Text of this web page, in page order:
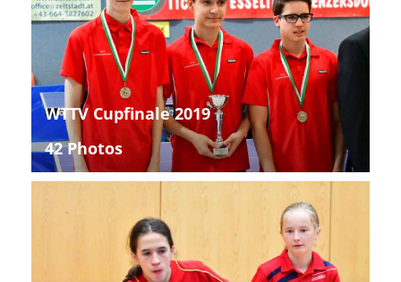
WTTV Cupfinale 2019
42 Photos